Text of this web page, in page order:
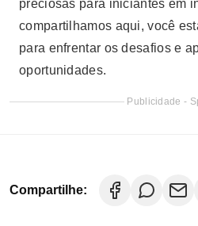
preciosas para iniciantes em
compartilhamos aqui, você
para enfrentar os desafios e
oportunidades.
Publicidade -
Compartilhe: